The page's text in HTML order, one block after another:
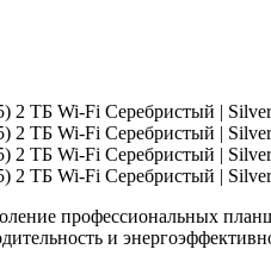
профессиональных
и